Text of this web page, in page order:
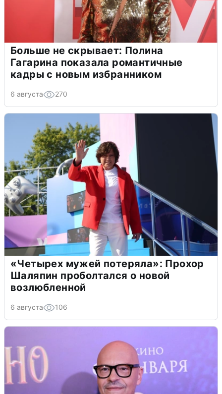
Больше не скрывает: Полина
Гагарина показала романтичные
кадры с новым избранником
6 августа 270
«Четырех мужей потеряла»: Прохор
Шаляпин проболтался о новой
возлюбленной
6 августа 106